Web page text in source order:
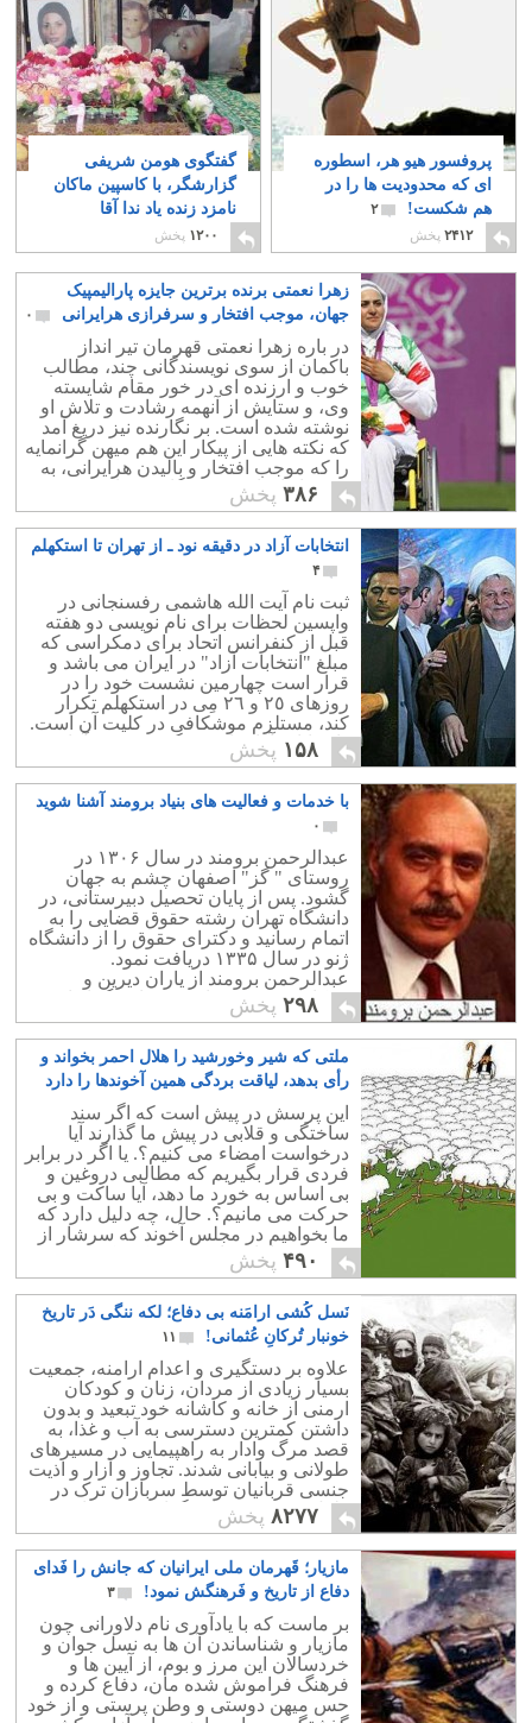
پروفسور هیو هر، اسطوره
ای که محدودیت ها را در
هم شکست!
۲
۲۴۱۲ پخش
گفتگوی هومن شریفی
گزارشگر، با کاسپین ماکان
نامزد زنده یاد ندا آقا
سلطان پیرامون انتخابات
۰
۱۲۰۰ پخش
زهرا نعمتی برنده برترین جایزه پارالیمپیک
جهان، موجب افتخار و سرفرازی هرایرانی
۰
در باره زهرا نعمتی قهرمان تیر انداز
باکمان از سوی نویسندگانی چند، مطالب
خوب و ارزنده ای در خور مقام شایسته
وی، و ستایش از آنهمه رشادت و تلاش او
نوشته شده است. بر نگارنده نیز دریغ آمد
که نکته هایی از پیکار این هم میهن گرانمایه
را که موجب افتخار و بالیدن هرایرانی، به
ویژه بانوان است، به نگارش نیاورد.
۳۸۶ پخش
انتخابات آزاد در دقیقه نود ـ از تهران تا استکهلم
۴
ثبت نام آیت الله هاشمی رفسنجانی در
واپسین لحظات برای نام نویسی دو هفته
قبل از کنفرانس اتحاد برای دمکراسی که
مبلغ "انتخابات آزاد" در ایران می باشد و
قرار است چهارمین نشست خود را در
روزهای ٢٥ و ٢٦ مِی در استکهلم تکرار
کند، مستلزم موشکافی در کلیت آن است.
"انتخابات آزاد" از حق گزینه فردی آغاز می
شود.
۱۵۸ پخش
با خدمات و فعالیت های بنیاد برومند آشنا شوید
۰
عبدالرحمن برومند در سال ۱۳۰۶ در
روستای " گز" اصفهان چشم به جهان
گشود. پس از پایان تحصیل دبیرستانی، در
دانشگاه تهران رشته حقوق قضایی را به
اتمام رسانید و دکترای حقوق را از دانشگاه
ژنو در سال ۱۳۳۵ دریافت نمود.
عبدالرحمن برومند از یاران دیرین و
همکاران دکتر بختیار بود و تا مرگ از او
جدانشد.
۲۹۸ پخش
ملتی که شیر وخورشید را هلال احمر بخواند و
رأی بدهد، لیاقت بردگی همین آخوندها را دارد
این پرسش در پیش است که اگر سند
ساختگی و قلابی در پیش ما گذارند آیا
درخواست امضاء می کنیم؟. یا اگر در برابر
فردی قرار بگیریم که مطالبی دروغین و
بی اساس به خورد ما دهد، آیا ساکت و بی
حرکت می مانیم؟. حال، چه دلیل دارد که
ما بخواهیم در مجلس آخوند که سرشار از
ترفند و ریاکاری است، شرکت کنیم؟.
۴۹۰ پخش
نَسل کُشی ارامَنه بی دفاع؛ لکه ننگی دَر تاریخ
خونبار تُرکانِ عُثمانی!
۱۱
علاوه بر دستگیری و اعدام ارامنه، جمعیت
بسیار زیادی از مردان، زنان و کودکان
ارمنی از خانه و کاشانه خود تبعید و بدون
داشتن کمترین دسترسی به آب و غذا، به
قصد مرگ وادار به راهپیمایی در مسیرهای
طولانی و بیابانی شدند. تجاوز و آزار و اذیت
جنسی قربانیان توسط سربازان ترک در
طول تبعید به دفعات گزارش شده‌ است.
۸۲۷۷ پخش
مازیار؛ قَهرمان ملی ایرانیان که جانش را فَدای
دفاع از تاریخ و فَرهنگش نمود!
۳
بر ماست که با یادآوری نام دلاورانی چون
مازیار و شناساندن آن ها به نسل جوان و
خردسالان این مرز و بوم، از آیین ها و
فرهنگ فراموش شده مان، دفاع کرده و
حس میهن دوستی و وطن پرستی و از خود